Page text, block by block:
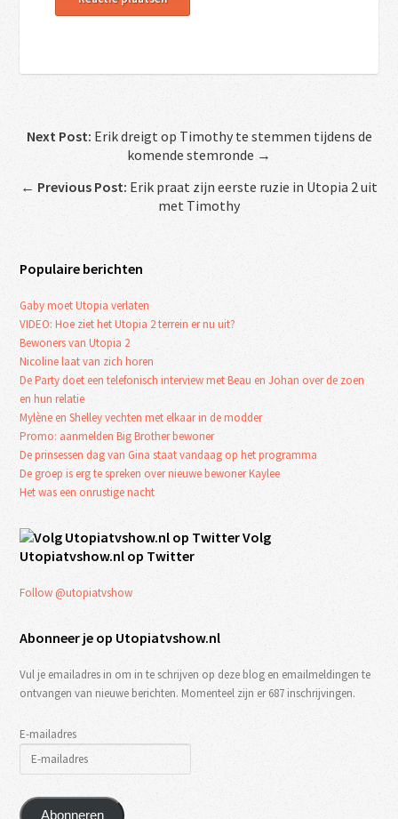
Next Post: Erik dreigt op Timothy te stemmen tijdens de
komende stemronde →
← Previous Post: Erik praat zijn eerste ruzie in Utopia 2 uit
met Timothy
Populaire berichten
Gaby moet Utopia verlaten
VIDEO: Hoe ziet het Utopia 2 terrein er nu uit?
Bewoners van Utopia 2
Nicoline laat van zich horen
De Party doet een telefonisch interview met Beau en Johan over de zoen
en hun relatie
Mylène en Shelley vechten met elkaar in de modder
Promo: aanmelden Big Brother bewoner
De prinsessen dag van Gina staat vandaag op het programma
De groep is erg te spreken over nieuwe bewoner Kaylee
Het was een onrustige nacht
Volg
Utopiatvshow.nl op Twitter
Follow @utopiatvshow
Abonneer je op Utopiatvshow.nl
Vul je emailadres in om in te schrijven op deze blog en emailmeldingen te
ontvangen van nieuwe berichten. Momenteel zijn er 687 inschrijvingen.
E-mailadres
Abonneren